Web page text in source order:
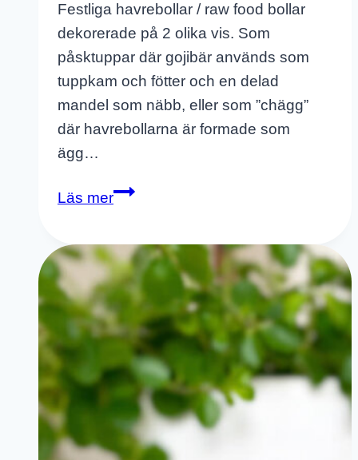
Festliga havrebollar / raw food bollar
dekorerade på 2 olika vis. Som
påsktuppar där gojibär används som
tuppkam och fötter och en delad
mandel som näbb, eller som ”chägg”
där havrebollarna är formade som
ägg…
Läs merPåsktuppar
–
Bra
Raw
Food
Bollar